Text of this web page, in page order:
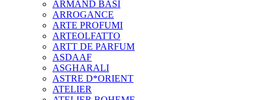
ARMAND BASI
ARROGANCE
ARTE PROFUMI
ARTEOLFATTO
ARTT DE PARFUM
ASDAAF
ASGHARALI
ASTRE D*ORIENT
ATELIER